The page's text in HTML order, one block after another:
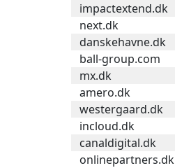
impactextend.dk
next.dk
danskehavne.dk
ball-group.com
mx.dk
amero.dk
westergaard.dk
incloud.dk
canaldigital.dk
onlinepartners.dk